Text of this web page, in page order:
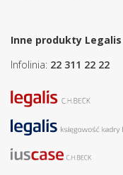
Inne produkty Legalis
Infolinia: 22 311 22 22